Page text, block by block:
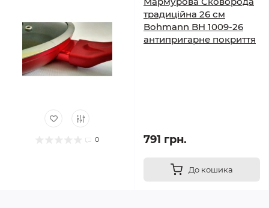
0
традиційна 26 см
Bohmann BH 1009-26
антипригарне покриття
791 грн.
До кошика